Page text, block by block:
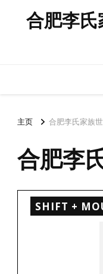
合肥李氏
主页 合肥李氏家族
合肥李
SHIFT +